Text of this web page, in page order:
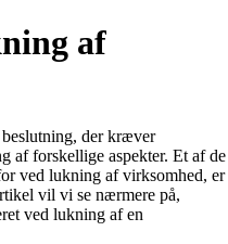
af
der kræver
af forskellige aspekter. Et af de
ved lukning af virksomhed, er
vil vi se nærmere på,
ved lukning af en